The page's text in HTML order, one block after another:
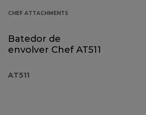
CHEF ATTACHMENTS
Batedor de
envolver Chef AT511
AT511